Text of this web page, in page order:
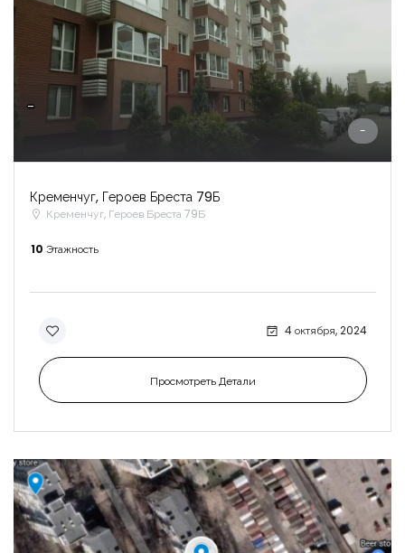
-
-
Кременчуг, Героев Бреста 79Б
Кременчуг, Героев Бреста 79Б
10 Этажность
4 октября, 2024
Просмотреть Детали